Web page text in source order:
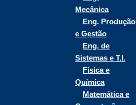
Mecânica
Eng. Produção
e Gestão
Eng. de
Sistemas e T.I.
Física e
Química
Matemática e